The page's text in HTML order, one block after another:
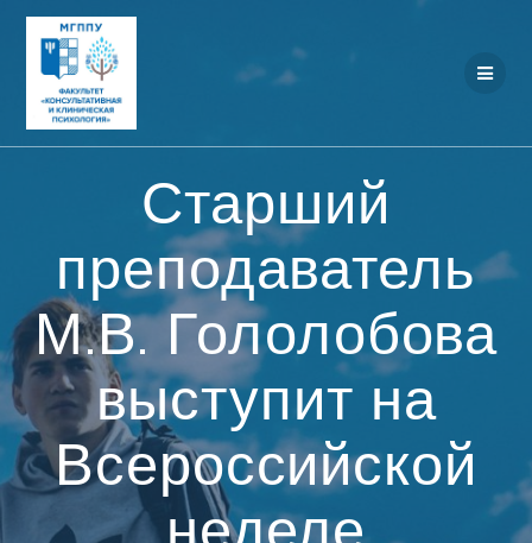
контенту
Старший
преподаватель
М.В. Гололобова
выступит на
Всероссийской
неделе